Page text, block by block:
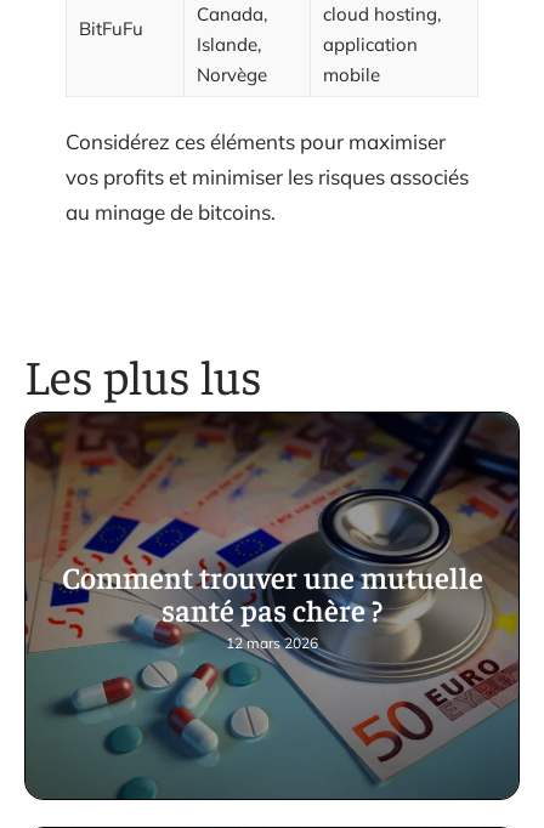
BitFuFu
Canada,
Islande,
Norvège
cloud hosting,
application
mobile
Considérez ces éléments pour maximiser
vos profits et minimiser les risques associés
au minage de bitcoins.
Les plus lus
Comment trouver une mutuelle
santé pas chère ?
12 mars 2026